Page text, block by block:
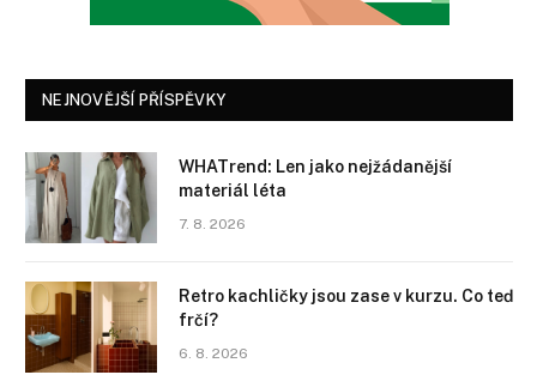
NEJNOVĚJŠÍ PŘÍSPĚVKY
WHATrend: Len jako nejžádanější
materiál léta
7. 8. 2026
Retro kachličky jsou zase v kurzu. Co teď
frčí?
6. 8. 2026